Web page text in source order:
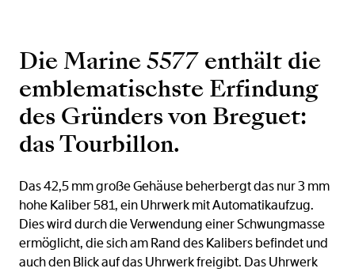
Die Marine 5577 enthält die
emblematischste Erfindung
des Gründers von Breguet:
das Tourbillon.
Das 42,5 mm große Gehäuse beherbergt das nur 3 mm
hohe Kaliber 581, ein Uhrwerk mit Automatikaufzug.
Dies wird durch die Verwendung einer Schwungmasse
ermöglicht, die sich am Rand des Kalibers befindet und
auch den Blick auf das Uhrwerk freigibt. Das Uhrwerk